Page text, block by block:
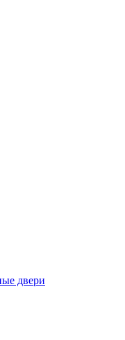
двери